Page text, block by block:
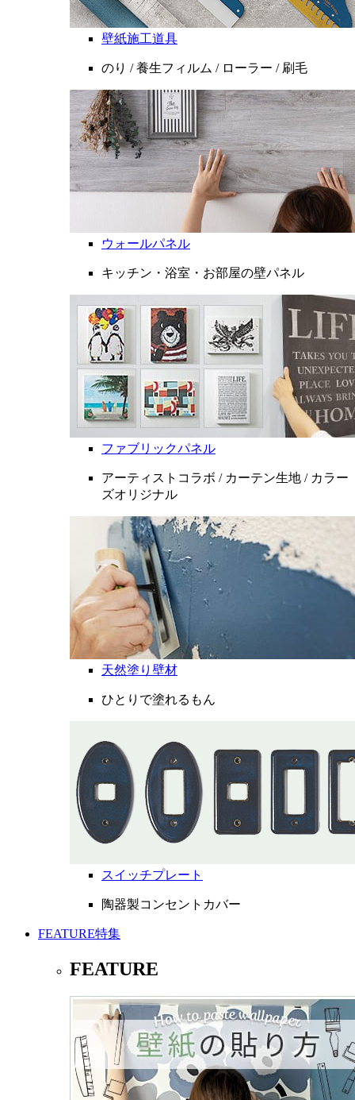
壁紙施工道具
のり / 養生フィルム / ローラー / 刷毛
ウォールパネル
キッチン・浴室・お部屋の壁パネル
ファブリックパネル
アーティストコラボ / カーテン生地 / カラー
ズオリジナル
天然塗り壁材
ひとりで塗れるもん
スイッチプレート
陶器製コンセントカバー
FEATURE特集
FEATURE